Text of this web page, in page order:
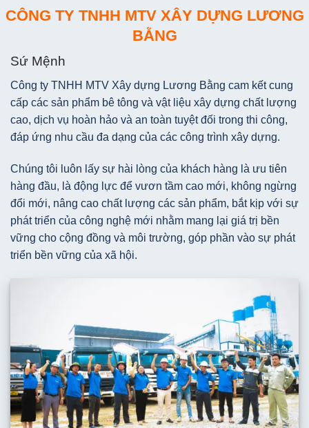
CÔNG TY TNHH MTV XÂY DỰNG LƯƠNG
BẰNG
Sứ Mệnh
Công ty TNHH MTV Xây dựng Lương Bằng cam kết cung
cấp các sản phẩm bê tông và vật liệu xây dựng chất lượng
cao, dịch vụ hoàn hảo và an toàn tuyệt đối trong thi công,
đáp ứng nhu cầu đa dạng của các công trình xây dựng.
Chúng tôi luôn lấy sự hài lòng của khách hàng là ưu tiên
hàng đầu, là động lực để vươn tầm cao mới, không ngừng
đổi mới, nâng cao chất lượng các sản phẩm, bắt kịp với sự
phát triển của công nghệ mới nhằm mang lại giá trị bền
vững cho cộng đồng và môi trường, góp phần vào sự phát
triển bền vững của xã hội.